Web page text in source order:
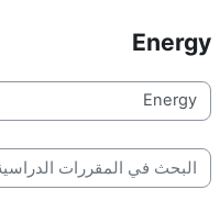
Energy
تصنيفات المقررات
البحث في المقررات الدراسية